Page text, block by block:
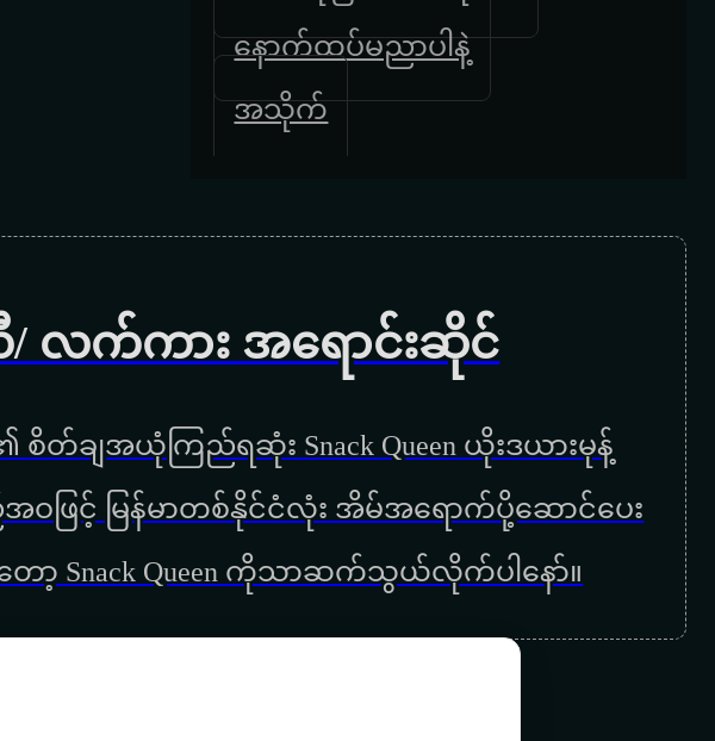
နောက်ထပ်မညာပါနဲ့
အသိုက်
လက်ကား အရောင်းဆိုင်
စိတ်ချအယုံကြည်ရဆုံး Snack Queen ယိုးဒယားမုန့်
ည့်အဝဖြင့် မြန်မာတစ်နိုင်ငံလုံး အိမ်အရောက်ပို့ဆောင်ပေး
ာ့ Snack Queen ကိုသာဆက်သွယ်လိုက်ပါနော်။